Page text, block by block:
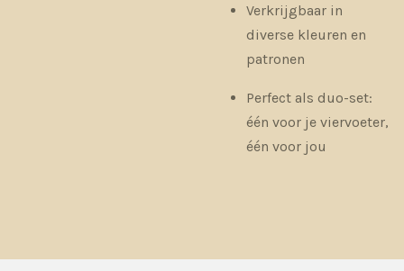
Verkrijgbaar in
diverse kleuren en
patronen
Perfect als duo-set:
één voor je viervoeter,
één voor jou